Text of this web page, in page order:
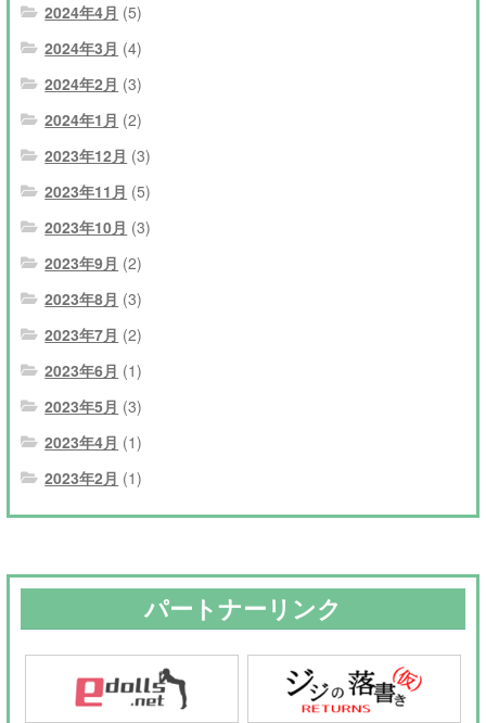
2024年4月 (5)
2024年3月 (4)
2024年2月 (3)
2024年1月 (2)
2023年12月 (3)
2023年11月 (5)
2023年10月 (3)
2023年9月 (2)
2023年8月 (3)
2023年7月 (2)
2023年6月 (1)
2023年5月 (3)
2023年4月 (1)
2023年2月 (1)
パートナーリンク